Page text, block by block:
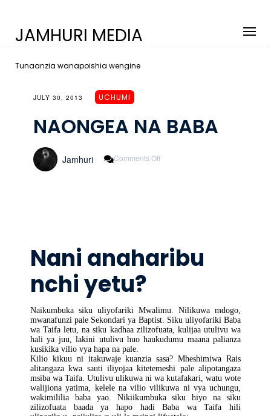
JAMHURI MEDIA
Tunaanzia wanapoishia wengine
JULY 30, 2013 UCHUMI
NAONGEA NA BABA
Jamhuri Comments Off
Nani anaharibu
nchi yetu?
Naikumbuka siku uliyofariki Mwalimu. Nilikuwa mdogo,
mwanafunzi pale Sekondari ya Baptist. Siku uliyofariki Baba
wa Taifa letu, na siku kadhaa zilizofuata, kulijaa utulivu wa
hali ya juu, lakini utulivu huo haukudumu maana palianza
kusikika vilio vya hapa na pale.
Kilio kikuu ni itakuwaje kuanzia sasa? Mheshimiwa Rais
alitangaza kwa sauti iliyojaa kitetemeshi pale alipotangaza
msiba wa Taifa. Utulivu ulikuwa ni wa kutafakari, watu wote
walijiona yatima, kelele na vilio vilikuwa ni vya uchungu,
wakimililia baba yao. Nikiikumbuka siku hiyo na siku
zilizofuata baada ya hapo hadi Baba wa Taifa hili